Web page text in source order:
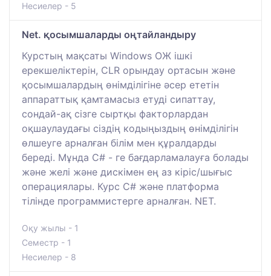
Несиелер - 5
Net. қосымшаларды оңтайландыру
Курстың мақсаты Windows ОЖ ішкі
ерекшеліктерін, CLR орындау ортасын және
қосымшалардың өнімділігіне әсер ететін
аппараттық қамтамасыз етуді сипаттау,
сондай-ақ сізге сыртқы факторлардан
оқшаулаудағы сіздің кодыңыздың өнімділігін
өлшеуге арналған білім мен құралдарды
береді. Мұнда C# - ге бағдарламалауға болады
және желі және дискімен ең аз кіріс/шығыс
операциялары. Курс C# және платформа
тілінде программистерге арналған. NET.
Оқу жылы - 1
Семестр - 1
Несиелер - 8